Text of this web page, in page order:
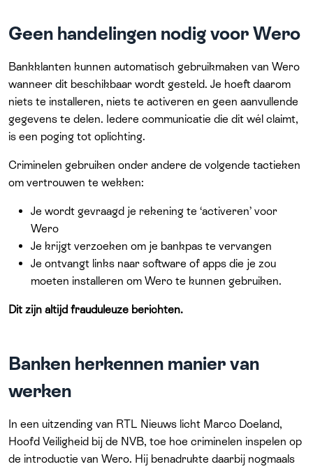
Geen handelingen nodig voor Wero
Bankklanten kunnen automatisch gebruikmaken van Wero
wanneer dit beschikbaar wordt gesteld. Je hoeft daarom
niets te installeren, niets te activeren en geen aanvullende
gegevens te delen. Iedere communicatie die dit wél claimt,
is een poging tot oplichting.
Criminelen gebruiken onder andere de volgende tactieken
om vertrouwen te wekken:
Je wordt gevraagd je rekening te ‘activeren’ voor
Wero
Je krijgt verzoeken om je bankpas te vervangen
Je ontvangt links naar software of apps die je zou
moeten installeren om Wero te kunnen gebruiken.
Dit zijn altijd frauduleuze berichten.
Banken herkennen manier van
werken
In een uitzending van RTL Nieuws licht Marco Doeland,
Hoofd Veiligheid bij de NVB, toe hoe criminelen inspelen op
de introductie van Wero. Hij benadrukte daarbij nogmaals